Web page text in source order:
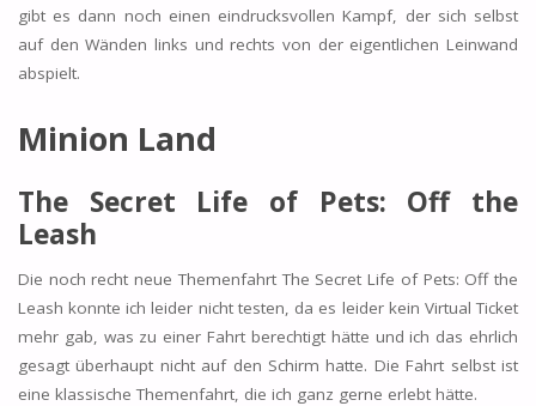
gibt es dann noch einen eindrucksvollen Kampf, der sich selbst
auf den Wänden links und rechts von der eigentlichen Leinwand
abspielt.
Minion Land
The Secret Life of Pets: Off the
Leash
Die noch recht neue Themenfahrt The Secret Life of Pets: Off the
Leash konnte ich leider nicht testen, da es leider kein Virtual Ticket
mehr gab, was zu einer Fahrt berechtigt hätte und ich das ehrlich
gesagt überhaupt nicht auf den Schirm hatte. Die Fahrt selbst ist
eine klassische Themenfahrt, die ich ganz gerne erlebt hätte.